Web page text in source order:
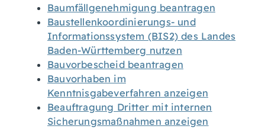
Baumfällgenehmigung beantragen
Baustellenkoordinierungs- und
Informationssystem (BIS2) des Landes
Baden-Württemberg nutzen
Bauvorbescheid beantragen
Bauvorhaben im
Kenntnisgabeverfahren anzeigen
Beauftragung Dritter mit internen
Sicherungsmaßnahmen anzeigen